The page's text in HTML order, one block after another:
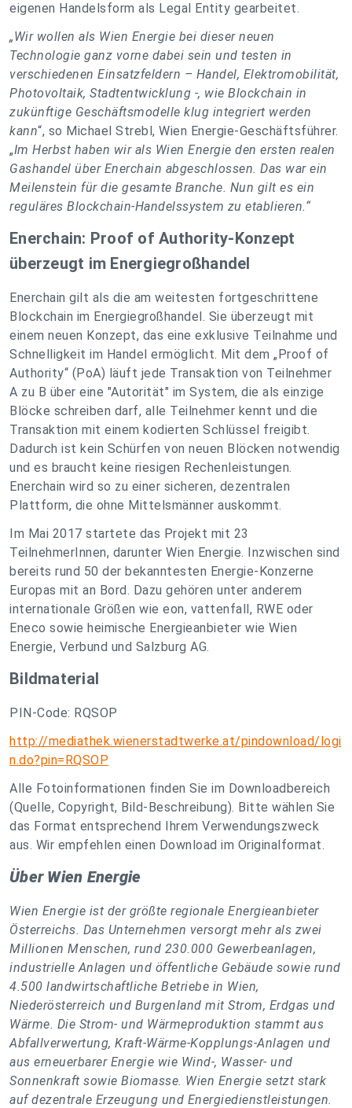
eigenen Handelsform als Legal Entity gearbeitet.
„Wir wollen als Wien Energie bei dieser neuen
Technologie ganz vorne dabei sein und testen in
verschiedenen Einsatzfeldern – Handel, Elektromobilität,
Photovoltaik, Stadtentwicklung -, wie Blockchain in
zukünftige Geschäftsmodelle klug integriert werden
kann“, so Michael Strebl, Wien Energie-Geschäftsführer.
„Im Herbst haben wir als Wien Energie den ersten realen
Gashandel über Enerchain abgeschlossen. Das war ein
Meilenstein für die gesamte Branche. Nun gilt es ein
reguläres Blockchain-Handelssystem zu etablieren.“
Enerchain: Proof of Authority-Konzept
überzeugt im Energiegroßhandel
Enerchain gilt als die am weitesten fortgeschrittene
Blockchain im Energiegroßhandel. Sie überzeugt mit
einem neuen Konzept, das eine exklusive Teilnahme und
Schnelligkeit im Handel ermöglicht. Mit dem „Proof of
Authority“ (PoA) läuft jede Transaktion von Teilnehmer
A zu B über eine "Autorität" im System, die als einzige
Blöcke schreiben darf, alle Teilnehmer kennt und die
Transaktion mit einem kodierten Schlüssel freigibt.
Dadurch ist kein Schürfen von neuen Blöcken notwendig
und es braucht keine riesigen Rechenleistungen.
Enerchain wird so zu einer sicheren, dezentralen
Plattform, die ohne Mittelsmänner auskommt.
Im Mai 2017 startete das Projekt mit 23
TeilnehmerInnen, darunter Wien Energie. Inzwischen sind
bereits rund 50 der bekanntesten Energie-Konzerne
Europas mit an Bord. Dazu gehören unter anderem
internationale Größen wie eon, vattenfall, RWE oder
Eneco sowie heimische Energieanbieter wie Wien
Energie, Verbund und Salzburg AG.
Bildmaterial
PIN-Code: RQSOP
http://mediathek.wienerstadtwerke.at/pindownload/logi
n.do?pin=RQSOP
Alle Fotoinformationen finden Sie im Downloadbereich
(Quelle, Copyright, Bild-Beschreibung). Bitte wählen Sie
das Format entsprechend Ihrem Verwendungszweck
aus. Wir empfehlen einen Download im Originalformat.
Über Wien Energie
Wien Energie ist der größte regionale Energieanbieter
Österreichs. Das Unternehmen versorgt mehr als zwei
Millionen Menschen, rund 230.000 Gewerbeanlagen,
industrielle Anlagen und öffentliche Gebäude sowie rund
4.500 landwirtschaftliche Betriebe in Wien,
Niederösterreich und Burgenland mit Strom, Erdgas und
Wärme. Die Strom- und Wärmeproduktion stammt aus
Abfallverwertung, Kraft-Wärme-Kopplungs-Anlagen und
aus erneuerbarer Energie wie Wind-, Wasser- und
Sonnenkraft sowie Biomasse. Wien Energie setzt stark
auf dezentrale Erzeugung und Energiedienstleistungen.